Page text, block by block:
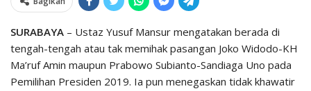
SURABAYA – Ustaz Yusuf Mansur mengatakan berada di
tengah-tengah atau tak memihak pasangan Joko Widodo-KH
Ma’ruf Amin maupun Prabowo Subianto-Sandiaga Uno pada
Pemilihan Presiden 2019. Ia pun menegaskan tidak khawatir